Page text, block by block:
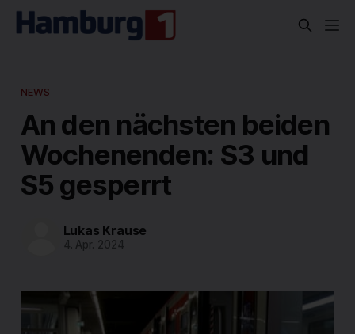
NEWS
An den nächsten beiden
Wochenenden: S3 und
S5 gesperrt
Lukas Krause
4. Apr. 2024